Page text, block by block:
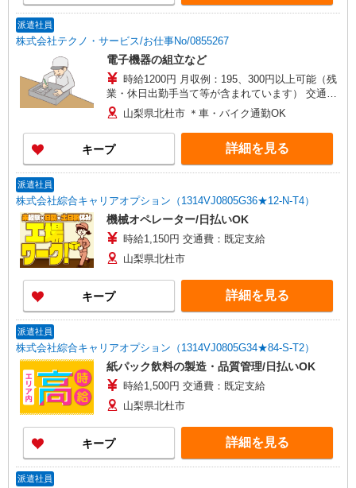
派遣社員
株式会社テクノ・サービス/お仕事No/0855267
電子機器の組立など
時給1200円 月収例：195、300円以上可能（残
業・休日出勤手当て等が含まれています） 交通費
全額支給
山梨県北杜市 ＊車・バイク通勤OK
キープ 詳細を見る
派遣社員
株式会社綜合キャリアオプション（1314VJ0805G36★12-N-T4）
機械オペレーター/日払いOK
時給1,150円 交通費：既定支給
山梨県北杜市
キープ 詳細を見る
派遣社員
株式会社綜合キャリアオプション（1314VJ0805G34★84-S-T2）
紙パック飲料の製造・品質管理/日払いOK
時給1,500円 交通費：既定支給
山梨県北杜市
キープ 詳細を見る
派遣社員